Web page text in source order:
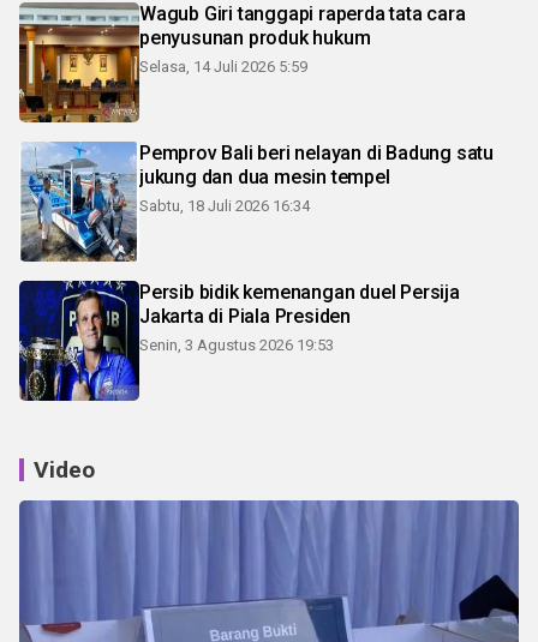
Wagub Giri tanggapi raperda tata cara
penyusunan produk hukum
Selasa, 14 Juli 2026 5:59
Pemprov Bali beri nelayan di Badung satu
jukung dan dua mesin tempel
Sabtu, 18 Juli 2026 16:34
Persib bidik kemenangan duel Persija
Jakarta di Piala Presiden
Senin, 3 Agustus 2026 19:53
Video